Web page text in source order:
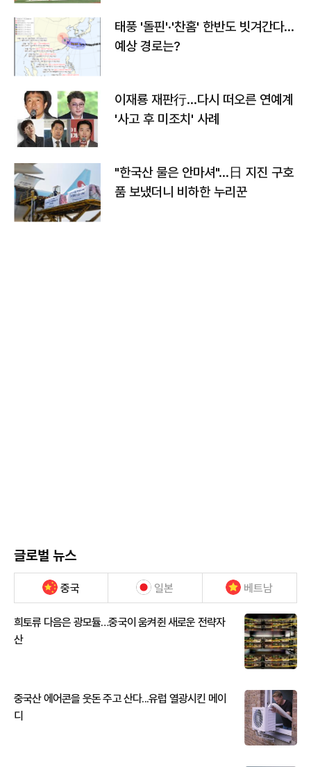
태풍 '돌핀'·'찬홈' 한반도 빗겨간다…
예상 경로는?
이재룡 재판行…다시 떠오른 연예계
'사고 후 미조치' 사례
"한국산 물은 안마셔"…日 지진 구호
품 보냈더니 비하한 누리꾼
글로벌 뉴스
중국 일본 베트남
희토류 다음은 광모듈…중국이 움켜쥔 새로운 전략자
산
중국산 에어콘을 웃돈 주고 산다...유럽 열광시킨 메이
디